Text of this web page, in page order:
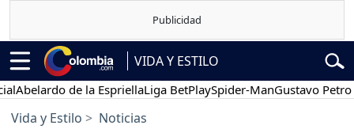
VIDA Y ESTILO
de la EspriellaLiga BetPlaySpider-ManGustavo Petro
Vida y Estilo Noticias